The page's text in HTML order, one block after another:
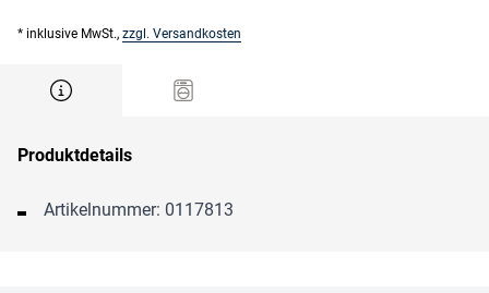
* inklusive MwSt., zzgl. Versandkosten
Produktdetails
Artikelnummer: 0117813